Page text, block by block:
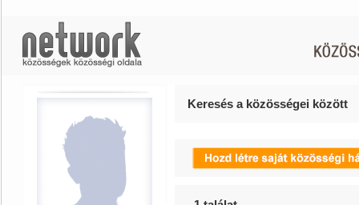
Keresés a közösségei között